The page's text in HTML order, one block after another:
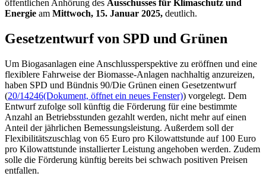
öffentlichen Anhörung des Ausschusses für Klimaschutz und
Energie am Mittwoch, 15. Januar 2025, deutlich.
Gesetzentwurf von SPD und Grünen
Um Biogasanlagen eine Anschlussperspektive zu eröffnen und eine
flexiblere Fahrweise der Biomasse-Anlagen nachhaltig anzureizen,
haben SPD und Bündnis 90/Die Grünen einen Gesetzentwurf
(20/14246(Dokument, öffnet ein neues Fenster)) vorgelegt. Dem
Entwurf zufolge soll künftig die Förderung für eine bestimmte
Anzahl an Betriebsstunden gezahlt werden, nicht mehr auf einen
Anteil der jährlichen Bemessungsleistung. Außerdem soll der
Flexibilitätszuschlag von 65 Euro pro Kilowattstunde auf 100 Euro
pro Kilowattstunde installierter Leistung angehoben werden. Zudem
solle die Förderung künftig bereits bei schwach positiven Preisen
entfallen.